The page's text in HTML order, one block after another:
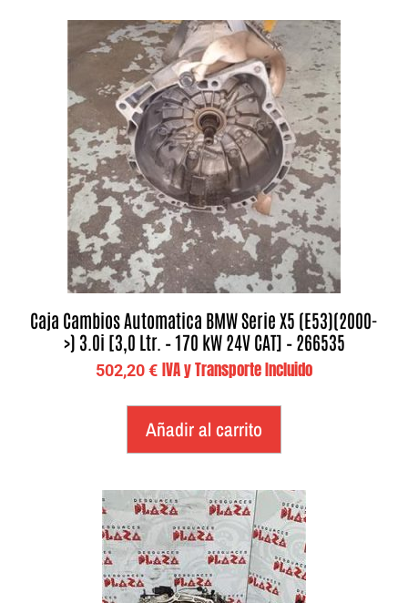
Caja Cambios Automatica BMW Serie X5 (E53)(2000-
>) 3.0i [3,0 Ltr. – 170 kW 24V CAT] – 266535
502,20€ IVA y Transporte Incluido
Añadir al carrito